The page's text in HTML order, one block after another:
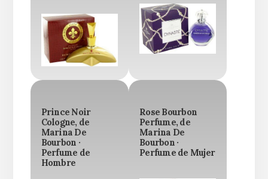
Prince Noir
Cologne, de
Marina De
Bourbon ·
Perfume de
Hombre
Rose Bourbon
Perfume, de
Marina De
Bourbon ·
Perfume de Mujer